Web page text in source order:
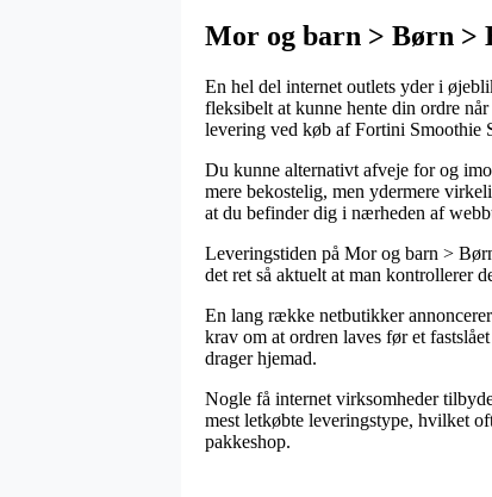
Mor og barn > Børn >
En hel del internet outlets yder i
fleksibelt at kunne hente din ordre
levering ved køb af Fortini Smoothie
Du kunne alternativt afveje for og
mere bekostelig, men ydermere
at du befinder dig i nærheden af
Leveringstiden på Mor og barn >
det ret så aktuelt at man kontrollerer
En lang række netbutikker
krav om at ordren laves før et
drager hjemad.
Nogle få internet virksomheder
mest letkøbte leveringstype, hvilket
pakkeshop.